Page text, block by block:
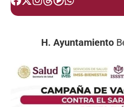
H. Ayuntamiento